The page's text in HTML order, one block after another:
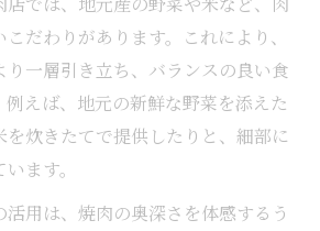
だわりがあります。これにより、
一層引き立ち、バランスの良い食
えば、地元の新鮮な野菜を添えた
を炊きたてで提供したりと、細部に
ます。
活用は、焼肉の奥深さを体感するう